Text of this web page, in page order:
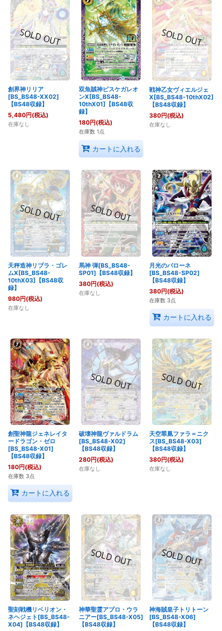
創界神リリア
[BS_BS48-XX02]
【BS48収録】
5,480円(税込)
在庫なし
双魚賊神ピスケガレオ
ンX[BS_BS48-
10thX01]【BS48収
録】
180円(税込)
在庫数 1点
カートに入れる
戦神乙女ヴィエルジェ
X[BS_BS48-10thX02]
【BS48収録】
380円(税込)
在庫なし
天秤造神リブラ・ゴレ
ムX[BS_BS48-
10thX03]【BS48収
録】
980円(税込)
在庫なし
馬神 弾[BS_BS48-
SP01]【BS48収録】
380円(税込)
在庫なし
月光のバローネ
[BS_BS48-SP02]
【BS48収録】
380円(税込)
在庫数 3点
カートに入れる
創聖神龍ジェネレイタ
ードラゴン・ゼロ
[BS_BS48-X01]
【BS48収録】
180円(税込)
在庫数 3点
カートに入れる
破壊神龍ヴァルドラム
[BS_BS48-X02]
【BS48収録】
280円(税込)
在庫なし
天空翠凰ファラ＝ニク
ス[BS_BS48-X03]
【BS48収録】
380円(税込)
在庫なし
聖刻戦機リベリオン・
ネヘジェト[BS_BS48-
X04]【BS48収録】
神華聖霊アプロ・ウラ
ニアー[BS_BS48-X05]
【BS48収録】
神海賊皇子トリトーン
[BS_BS48-X06]
【BS48収録】